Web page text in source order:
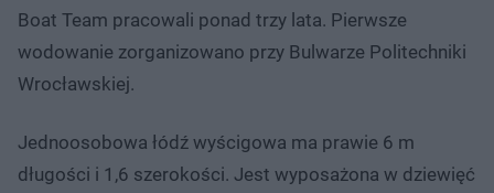
Boat Team pracowali ponad trzy lata. Pierwsze
wodowanie zorganizowano przy Bulwarze Politechniki
Wrocławskiej.
Jednoosobowa łódź wyścigowa ma prawie 6 m
długości i 1,6 szerokości. Jest wyposażona w dziewięć